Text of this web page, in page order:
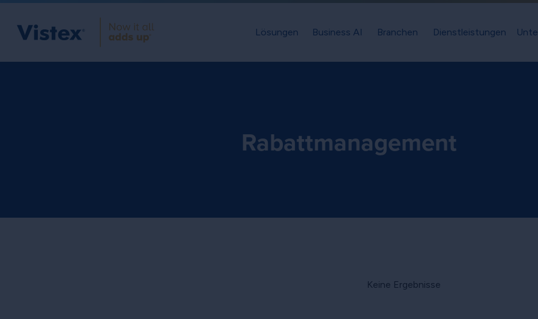
Lösungen Business AI Branchen Dienstleistungen
Rabattmanagement
Keine Ergebnisse